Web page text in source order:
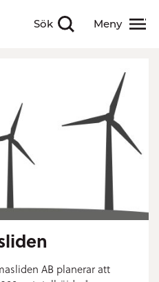
Sök
Visa sökfält Meny
Visa meny
AB planerar att